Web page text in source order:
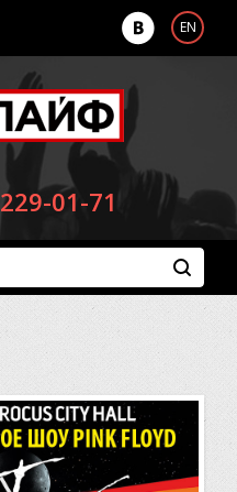
EN
229-01-71